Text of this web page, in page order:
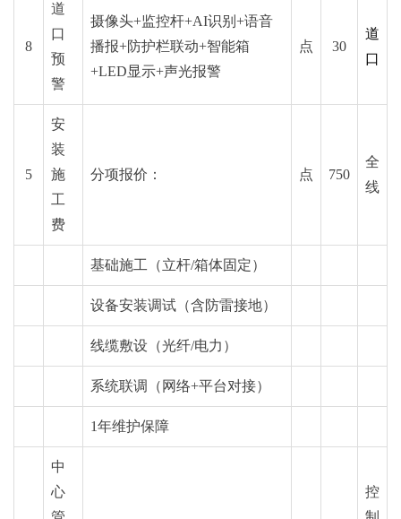
8
道
口
预
警
摄像头+监控杆+AI识别+语音
播报+防护栏联动+智能箱
+LED显示+声光报警
点 30
道
口
5
安
装
施
工
费
分项报价： 点 750
全
线
基础施工（立杆/箱体固定）
设备安装调试（含防雷接地）
线缆敷设（光纤/电力）
系统联调（网络+平台对接）
1年维护保障
中
心
控